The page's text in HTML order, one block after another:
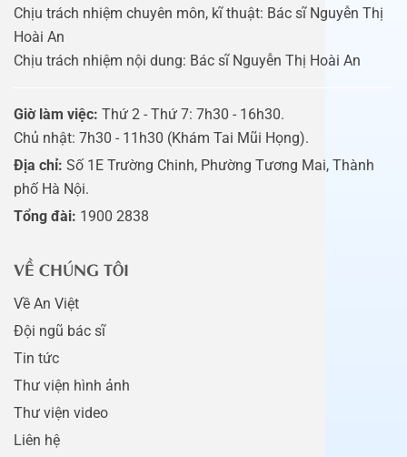
Chịu trách nhiệm chuyên môn, kĩ thuật: Bác sĩ Nguyễn Thị
Hoài An
Chịu trách nhiệm nội dung: Bác sĩ Nguyễn Thị Hoài An
Giờ làm việc: Thứ 2 - Thứ 7: 7h30 - 16h30.
Chủ nhật: 7h30 - 11h30 (Khám Tai Mũi Họng).
Địa chỉ: Số 1E Trường Chinh, Phường Tương Mai, Thành
phố Hà Nội.
Tổng đài: 1900 2838
VỀ CHÚNG TÔI
Về An Việt
Đội ngũ bác sĩ
Tin tức
Thư viện hình ảnh
Thư viện video
Liên hệ